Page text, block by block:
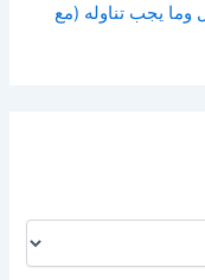
وما يجب تناوله (مع